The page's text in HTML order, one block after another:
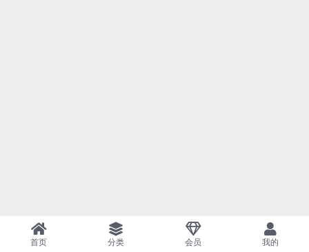
首页 分类 会员 我的